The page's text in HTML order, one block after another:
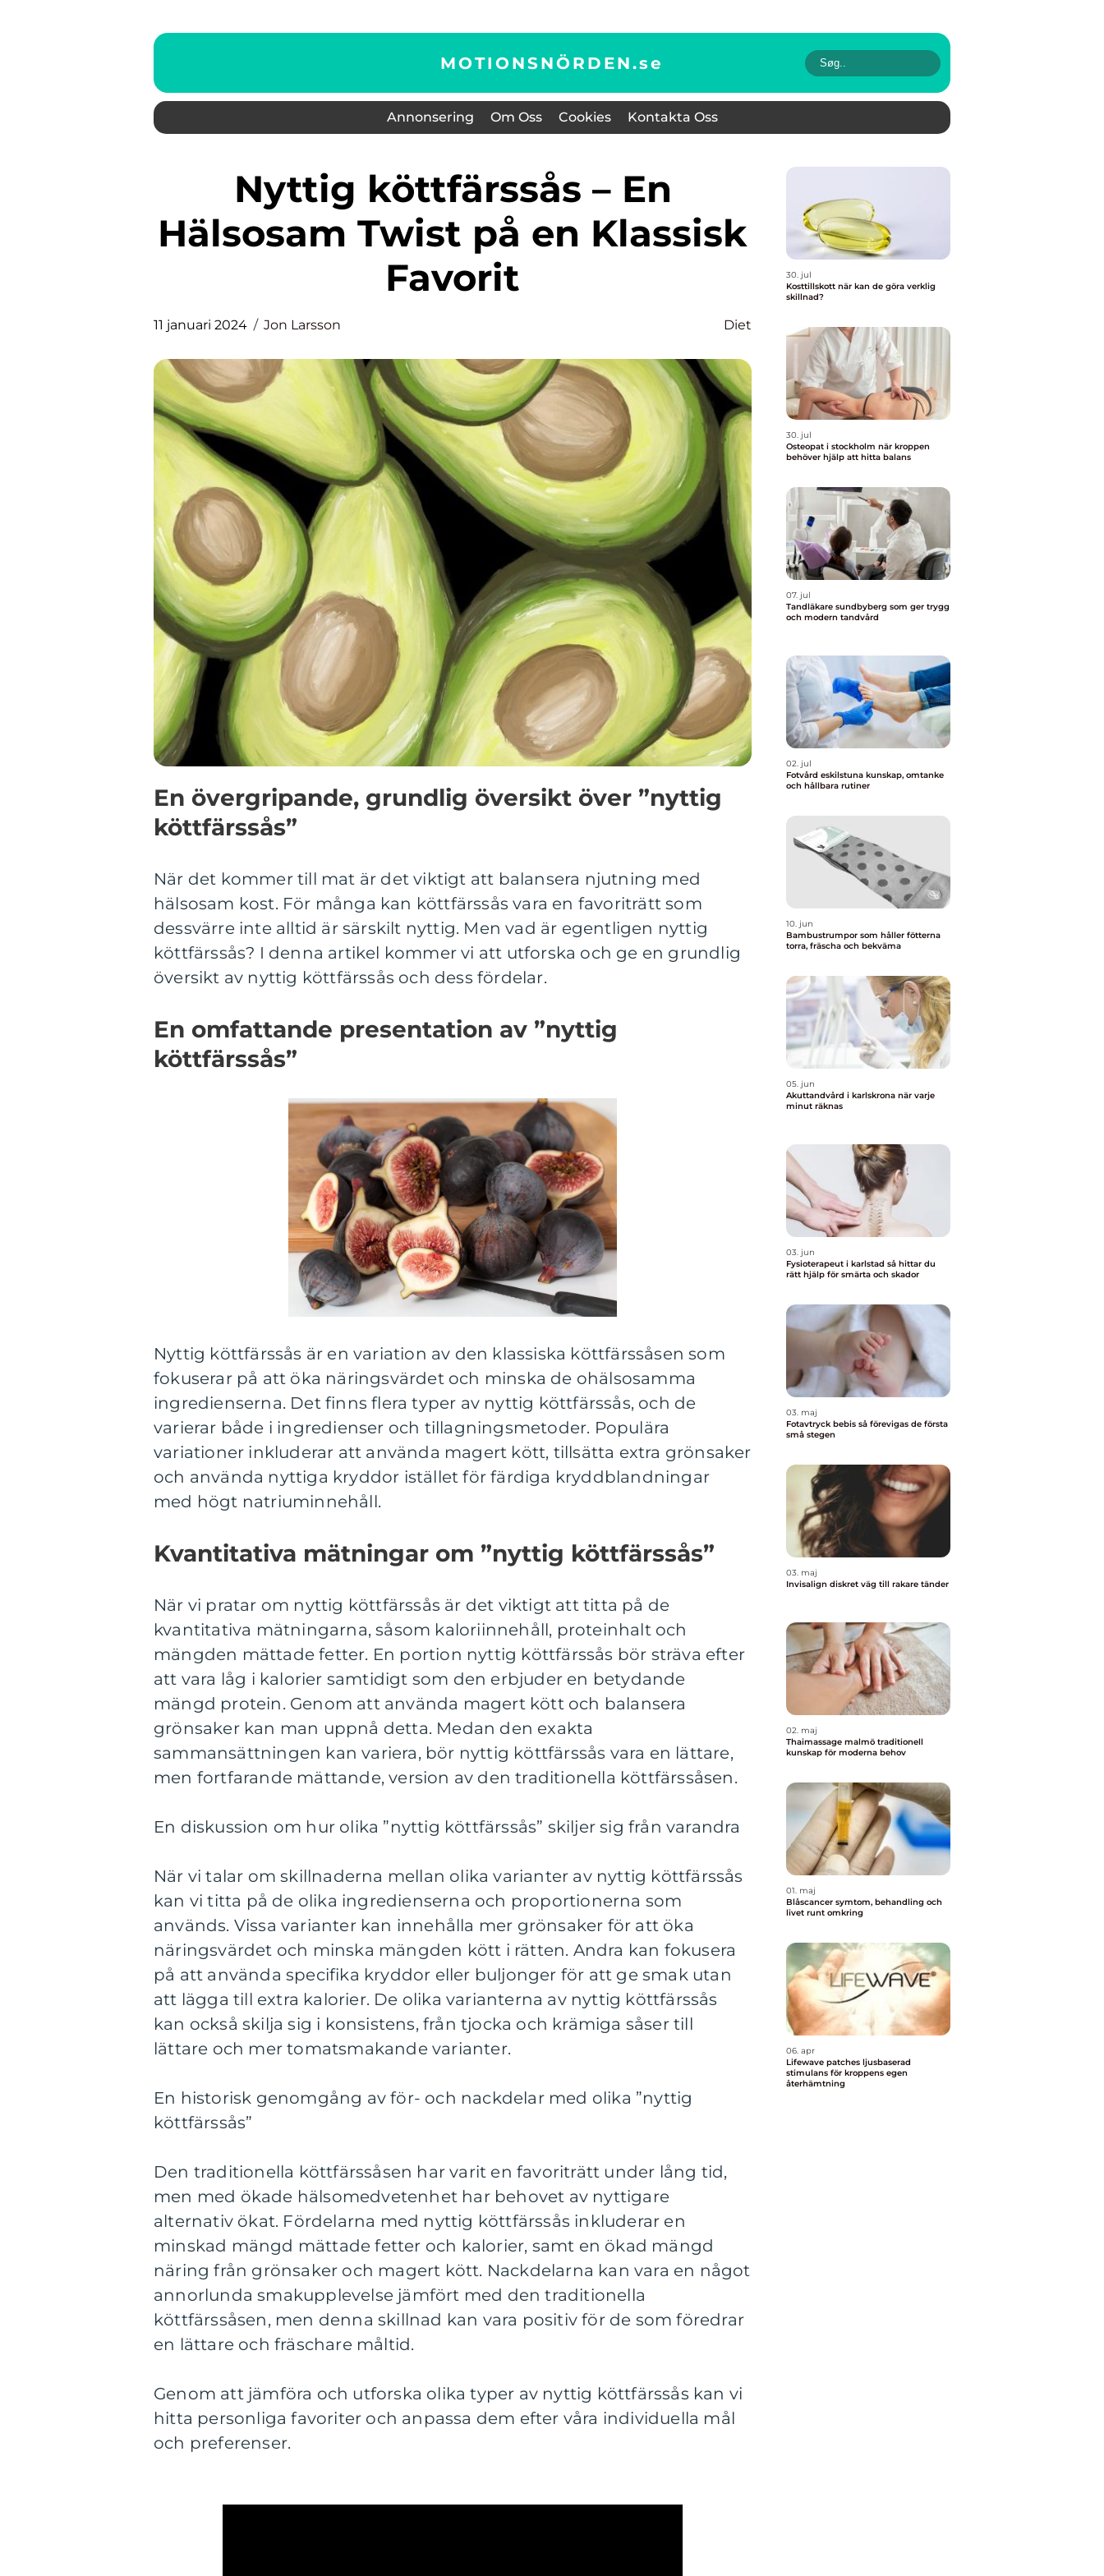
MOTIONSNÖRDEN.se
Annonsering Om Oss Cookies Kontakta Oss
Nyttig köttfärssås – En
Hälsosam Twist på en Klassisk
Favorit
11 januari 2024 Jon Larsson Diet
En övergripande, grundlig översikt över ”nyttig
köttfärssås”
När det kommer till mat är det viktigt att balansera njutning med
hälsosam kost. För många kan köttfärssås vara en favoriträtt som
dessvärre inte alltid är särskilt nyttig. Men vad är egentligen nyttig
köttfärssås? I denna artikel kommer vi att utforska och ge en grundlig
översikt av nyttig köttfärssås och dess fördelar.
En omfattande presentation av ”nyttig
köttfärssås”
Nyttig köttfärssås är en variation av den klassiska köttfärssåsen som
fokuserar på att öka näringsvärdet och minska de ohälsosamma
ingredienserna. Det finns flera typer av nyttig köttfärssås, och de
varierar både i ingredienser och tillagningsmetoder. Populära
variationer inkluderar att använda magert kött, tillsätta extra grönsaker
och använda nyttiga kryddor istället för färdiga kryddblandningar
med högt natriuminnehåll.
Kvantitativa mätningar om ”nyttig köttfärssås”
När vi pratar om nyttig köttfärssås är det viktigt att titta på de
kvantitativa mätningarna, såsom kaloriinnehåll, proteinhalt och
mängden mättade fetter. En portion nyttig köttfärssås bör sträva efter
att vara låg i kalorier samtidigt som den erbjuder en betydande
mängd protein. Genom att använda magert kött och balansera
grönsaker kan man uppnå detta. Medan den exakta
sammansättningen kan variera, bör nyttig köttfärssås vara en lättare,
men fortfarande mättande, version av den traditionella köttfärssåsen.
En diskussion om hur olika ”nyttig köttfärssås” skiljer sig från varandra
När vi talar om skillnaderna mellan olika varianter av nyttig köttfärssås
kan vi titta på de olika ingredienserna och proportionerna som
används. Vissa varianter kan innehålla mer grönsaker för att öka
näringsvärdet och minska mängden kött i rätten. Andra kan fokusera
på att använda specifika kryddor eller buljonger för att ge smak utan
att lägga till extra kalorier. De olika varianterna av nyttig köttfärssås
kan också skilja sig i konsistens, från tjocka och krämiga såser till
lättare och mer tomatsmakande varianter.
En historisk genomgång av för- och nackdelar med olika ”nyttig
köttfärssås”
Den traditionella köttfärssåsen har varit en favoriträtt under lång tid,
men med ökade hälsomedvetenhet har behovet av nyttigare
alternativ ökat. Fördelarna med nyttig köttfärssås inkluderar en
minskad mängd mättade fetter och kalorier, samt en ökad mängd
näring från grönsaker och magert kött. Nackdelarna kan vara en något
annorlunda smakupplevelse jämfört med den traditionella
köttfärssåsen, men denna skillnad kan vara positiv för de som föredrar
en lättare och fräschare måltid.
Genom att jämföra och utforska olika typer av nyttig köttfärssås kan vi
hitta personliga favoriter och anpassa dem efter våra individuella mål
och preferenser.
30. jul
Kosttillskott när kan de göra verklig
skillnad?
30. jul
Osteopat i stockholm när kroppen
behöver hjälp att hitta balans
07. jul
Tandläkare sundbyberg som ger trygg
och modern tandvård
02. jul
Fotvård eskilstuna kunskap, omtanke
och hållbara rutiner
10. jun
Bambustrumpor som håller fötterna
torra, fräscha och bekväma
05. jun
Akuttandvård i karlskrona när varje
minut räknas
03. jun
Fysioterapeut i karlstad så hittar du
rätt hjälp för smärta och skador
03. maj
Fotavtryck bebis så förevigas de första
små stegen
03. maj
Invisalign diskret väg till rakare tänder
02. maj
Thaimassage malmö traditionell
kunskap för moderna behov
01. maj
Blåscancer symtom, behandling och
livet runt omkring
06. apr
Lifewave patches ljusbaserad
stimulans för kroppens egen
återhämtning